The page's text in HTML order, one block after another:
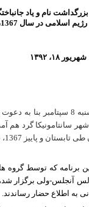
نام و یاد
۱۸، ۱۳۹۲
سانتامونیکا گرد هم
شاهدی باشند بر استمرار دادخواهی در مقابل این جنایت علیه بشریت.
برنامه که توسط گروه
لس آنجلس-ولی برگزار
به اطلاع حضار رساندند.